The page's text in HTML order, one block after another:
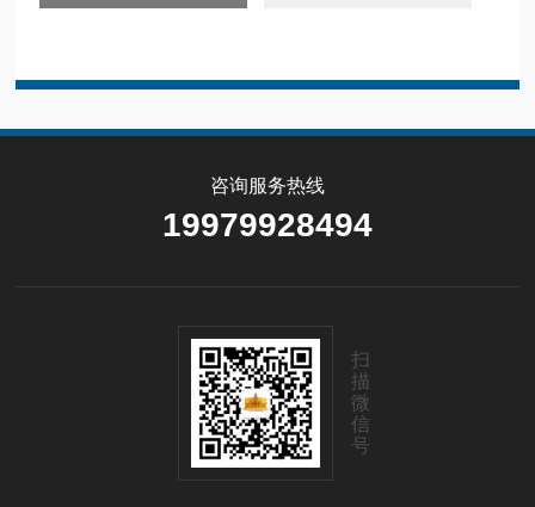
咨询服务热线
19979928494
扫
描
微
信
号